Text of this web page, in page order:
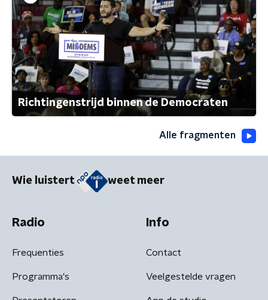
Richtingenstrijd binnen de Democraten
Alle fragmenten
Wie luistert weet meer
Radio
Frequenties
Programma's
Info
Contact
Veelgestelde vragen